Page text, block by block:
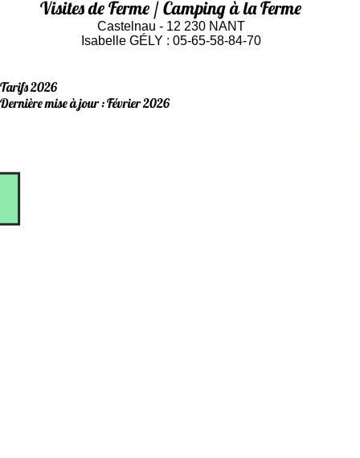
Visites de Ferme / Camping à la Ferme
Castelnau - 12 230 NANT
Isabelle GÉLY : 05-65-58-84-70
Tarifs 2026
Dernière mise à jour : Février 2026